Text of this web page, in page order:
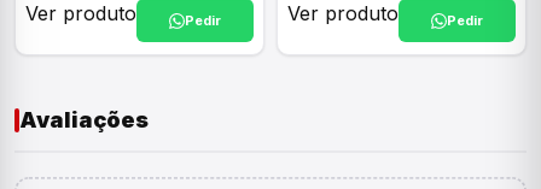
Ver produto Pedir Ver produto Pedir
Avaliações